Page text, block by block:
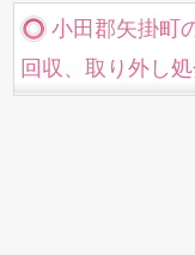
小田郡矢掛町
回収、取り外し